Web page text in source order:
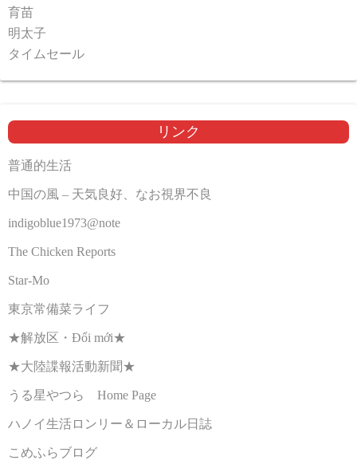
育苗
明太子
タイムセール
リンク
普通的生活
中国の風 – 天気良好、なお視界不良
indigoblue1973@note
The Chicken Reports
Star-Mo
東京常備菜ライフ
★解放区・Đổi mới★
★大陸諜報活動新聞★
うる星やつら Home Page
ハノイ生活ロンリー＆ローカル日誌
こめふらブログ